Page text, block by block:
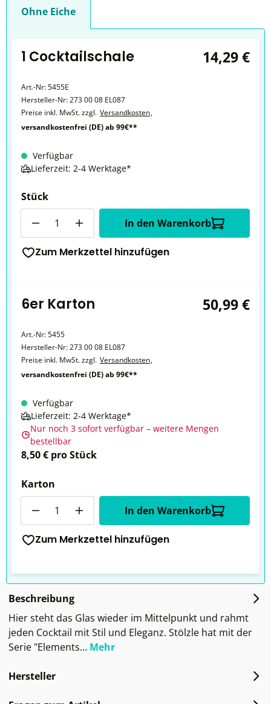
Ohne Eiche
1 Cocktailschale 14,29 €
Art.-Nr:5455E
Hersteller-Nr:273 00 08 EL087
Preise inkl. MwSt. zzgl. Versandkosten,
versandkostenfrei (DE) ab 99€**
Verfügbar
Lieferzeit: 2-4 Werktage*
Stück
In den Warenkorb
Zum Merkzettel hinzufügen
6er Karton 50,99 €
Art.-Nr:5455
Hersteller-Nr:273 00 08 EL087
Preise inkl. MwSt. zzgl. Versandkosten,
versandkostenfrei (DE) ab 99€**
Verfügbar
Lieferzeit: 2-4 Werktage*
Nur noch 3 sofort verfügbar – weitere Mengen
bestellbar
8,50 € pro Stück
Karton
In den Warenkorb
Zum Merkzettel hinzufügen
Beschreibung
Hier steht das Glas wieder im Mittelpunkt und rahmt
jeden Cocktail mit Stil und Eleganz. Stölzle hat mit der
Serie "Elements… Mehr
Hersteller